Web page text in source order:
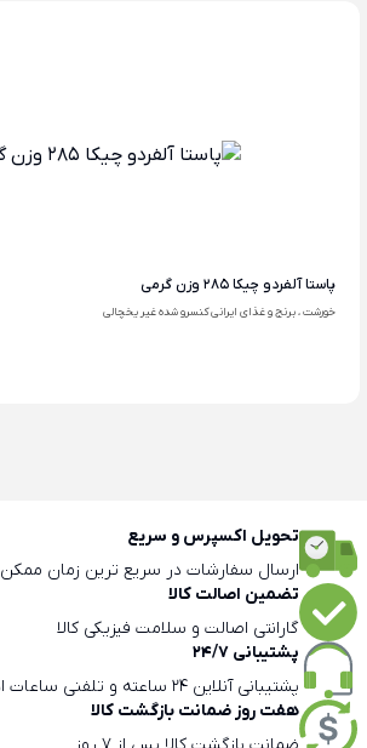
پاستا آلفردو چیکا 285 وزن گرمی
خورشت ، برنج و غذای ایرانی کنسرو شده غیر یخچالی
تحویل اکسپرس و سریع
ارسال سفارشات در سریع ترین زمان ممکن
تضمین اصالت کالا
گارانتی اصالت و سلامت فیزیکی کالا
پشتیبانی 24/7
پشتیبانی آنلاین 24 ساعته و تلفنی ساعات اداری
هفت روز ضمانت بازگشت کالا